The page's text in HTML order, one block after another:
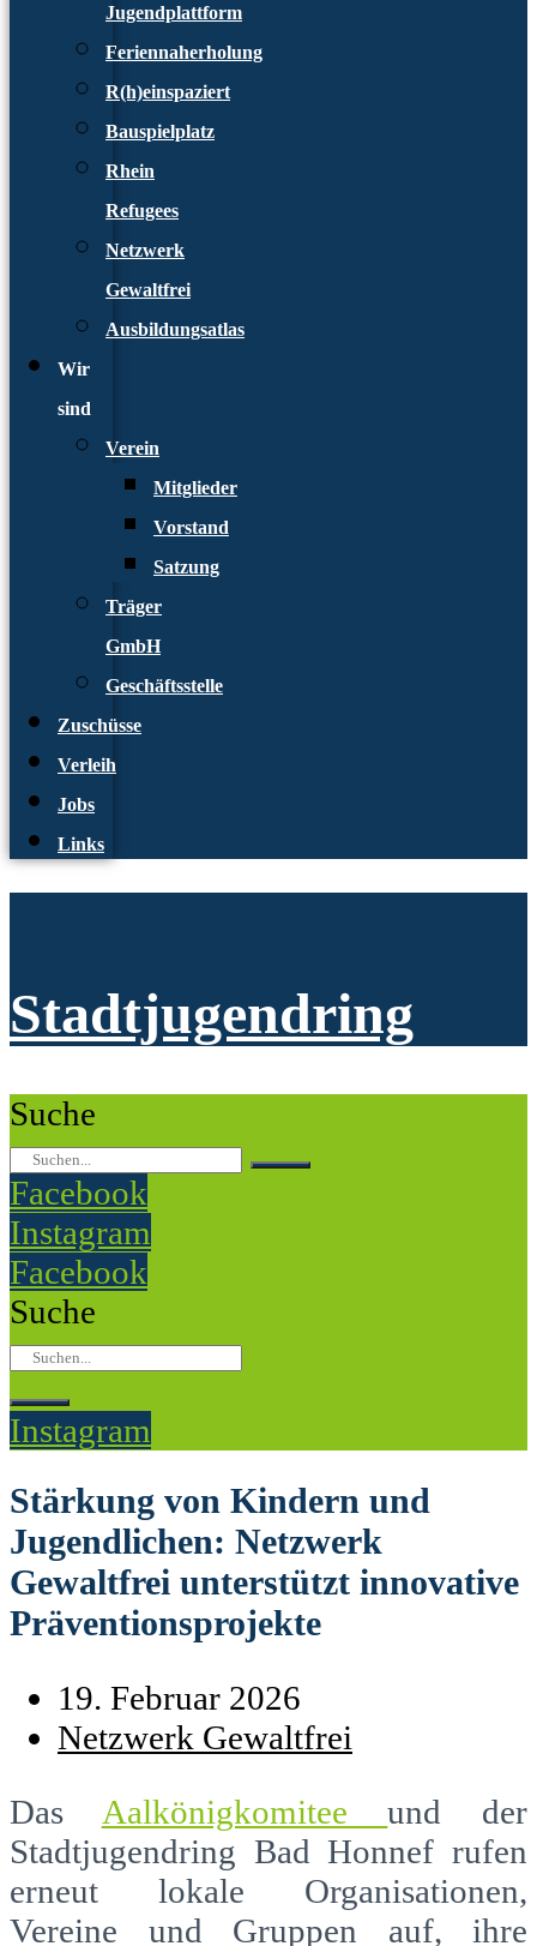
Jugendplattform
Feriennaherholung
R(h)einspaziert
Bauspielplatz
Rhein
Refugees
Netzwerk
Gewaltfrei
Ausbildungsatlas
Wir
sind
Verein
Mitglieder
Vorstand
Satzung
Träger
GmbH
Geschäftsstelle
Zuschüsse
Verleih
Jobs
Links
Stadtjugendring
Suche
Facebook
Instagram
Facebook
Suche
Instagram
Stärkung von Kindern und
Jugendlichen: Netzwerk
Gewaltfrei unterstützt innovative
Präventionsprojekte
19. Februar 2026
Netzwerk Gewaltfrei
Das Aalkönigkomiteeund der
Stadtjugendring Bad Honnef rufen
erneut lokale Organisationen,
Vereine und Gruppen auf, ihre